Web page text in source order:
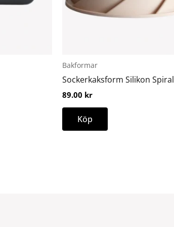
Bakformar
Sockerkaksform Silikon Spiral
89.00 kr
Köp
olika
produktsidan